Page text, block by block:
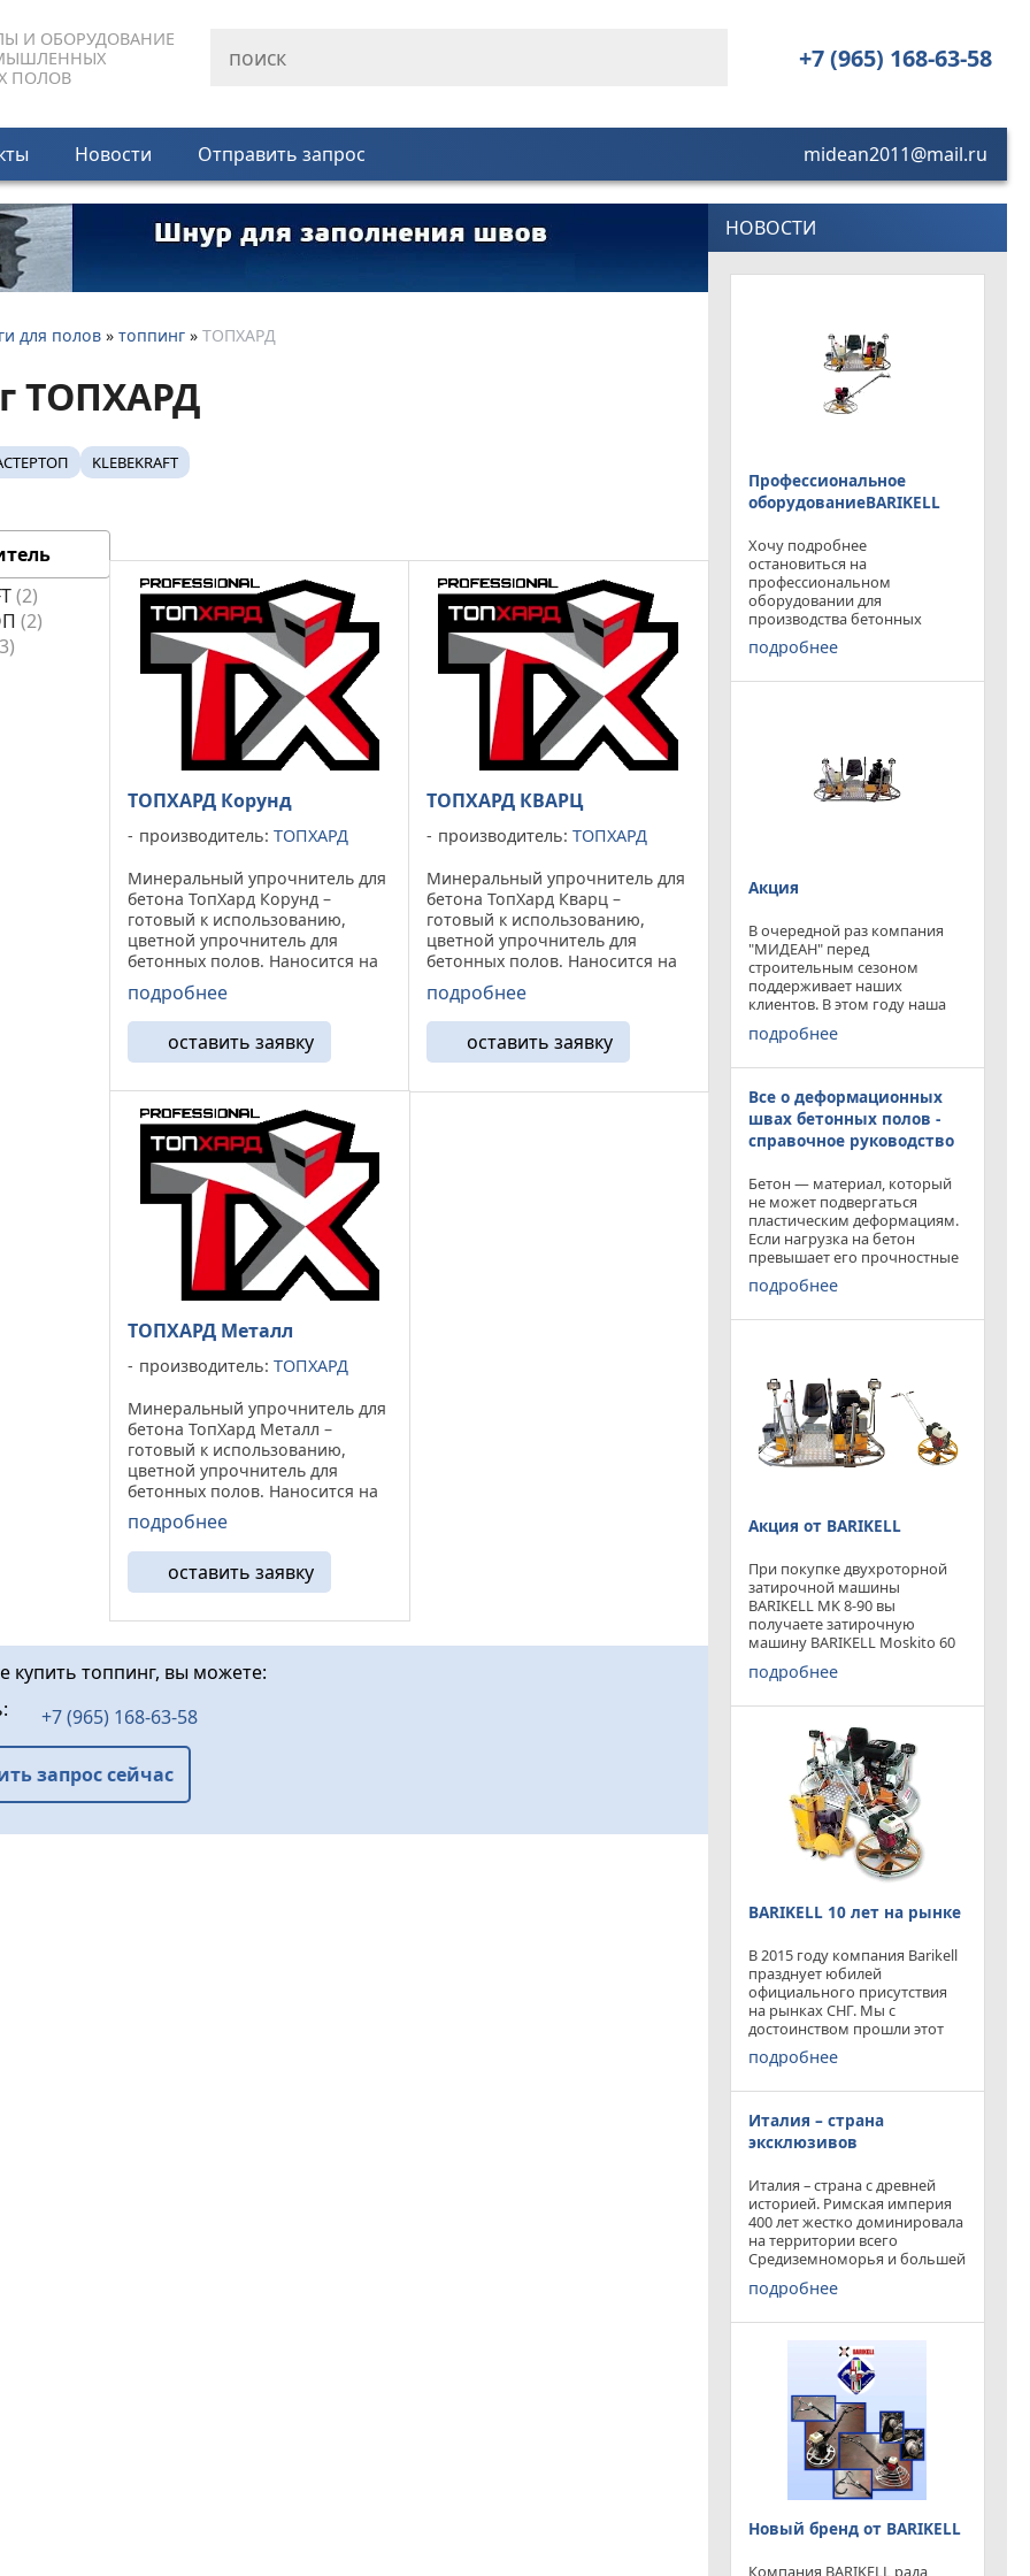
И ОБОРУДОВАНИЕ
ПОЛОВ
+7 (965) 168-63-58
Новости Отправить запрос midean2011@mail.ru
для полов » топпинг » ТОПХАРД
ТОПХАРД
KLEBEKRAFT
2
2
3
ТОПХАРД Корунд
производитель: ТОПХАРД
Минеральный упрочнитель для
бетона ТопХард Корунд –
готовый к использованию,
цветной упрочнитель для
бетонных полов. Наносится на
свежевыровненный бетон.
Изготавливается на
европейском оборудовании по
современным рецептурам, и
содержит смесь ...
подробнее
оставить заявку
ТОПХАРД КВАРЦ
производитель: ТОПХАРД
Минеральный упрочнитель для
бетона ТопХард Кварц –
готовый к использованию,
цветной упрочнитель для
бетонных полов. Наносится на
свежевыровненный бетон.
Изготавливается на
европейском оборудованиипо
современным рецептурам, и
содержит смесь ...
подробнее
оставить заявку
ТОПХАРД Металл
производитель: ТОПХАРД
Минеральный упрочнитель для
бетона ТопХард Металл –
готовый к использованию,
цветной упрочнитель для
бетонных полов. Наносится на
свежевыровненный бетон.
Изготавливается
промышленным способом и
содержит смесь алитового
портландцемента,
подробнее
оставить заявку
купить топпинг, вы можете:
+7 (965) 168-63-58
запрос сейчас
НОВОСТИ
Профессиональное
оборудованиеBARIKELL
Хочу подробнее
остановиться на
профессиональном
оборудовании для
производства бетонных
работ, ибо к качеству
поверхности бетона в
широк. Это
подробнее
Акция
В очередной раз компания
"МИДЕАН" перед
строительным сезоном
поддерживает наших
клиентов. В этом году наша
компания предлагает
приобрести двухроторную
площадью затирки 2540 мм
по цене двухроторной
подробнее
Все о деформационных
швах бетонных полов -
справочное руководство
Бетон — материал, который
не может подвергаться
пластическим деформациям.
Если нагрузка на бетон
превышает его прочностные
характеристики, то он
попросту растрескивается.
подробнее
Акция от BARIKELL
При покупке двухроторной
затирочной машины
BARIKELL MK 8-90 вы
получаете затирочную
машину BARIKELL Moskito 60
абсолютно бесплатно
подробнее
BARIKELL 10 лет на рынке
В 2015 году компания Barikell
празднует юбилей
официального присутствия
на рынках СНГ. Мы с
достоинством прошли этот
отрезок времени ,
конкурируя с
результатов и целей которые
перед собой ставили.
подробнее
Италия – страна
эксклюзивов
Италия – страна с древней
историей. Римская империя
400 лет жестко доминировала
на территории всего
Средиземноморья и большей
частью Европы. Императоры
и правители аппенин
Каждый гражданин Земли
подробнее
Новый бренд от BARIKELL
Компания BARIKELL рада